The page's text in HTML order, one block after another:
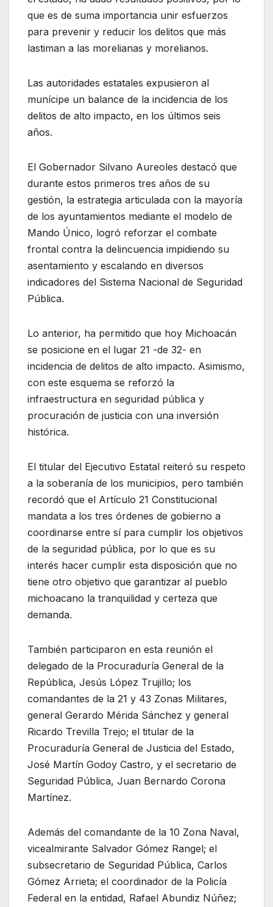
que es de suma importancia unir esfuerzos
para prevenir y reducir los delitos que más
lastiman a las morelianas y morelianos.
Las autoridades estatales expusieron al
munícipe un balance de la incidencia de los
delitos de alto impacto, en los últimos seis
años.
El Gobernador Silvano Aureoles destacó que
durante estos primeros tres años de su
gestión, la estrategia articulada con la mayoría
de los ayuntamientos mediante el modelo de
Mando Único, logró reforzar el combate
frontal contra la delincuencia impidiendo su
asentamiento y escalando en diversos
indicadores del Sistema Nacional de Seguridad
Pública.
Lo anterior, ha permitido que hoy Michoacán
se posicione en el lugar 21 -de 32- en
incidencia de delitos de alto impacto. Asimismo,
con este esquema se reforzó la
infraestructura en seguridad pública y
procuración de justicia con una inversión
histórica.
El titular del Ejecutivo Estatal reiteró su respeto
a la soberanía de los municipios, pero también
recordó que el Artículo 21 Constitucional
mandata a los tres órdenes de gobierno a
coordinarse entre sí para cumplir los objetivos
de la seguridad pública, por lo que es su
interés hacer cumplir esta disposición que no
tiene otro objetivo que garantizar al pueblo
michoacano la tranquilidad y certeza que
demanda.
También participaron en esta reunión el
delegado de la Procuraduría General de la
República, Jesús López Trujillo; los
comandantes de la 21 y 43 Zonas Militares,
general Gerardo Mérida Sánchez y general
Ricardo Trevilla Trejo; el titular de la
Procuraduría General de Justicia del Estado,
José Martín Godoy Castro, y el secretario de
Seguridad Pública, Juan Bernardo Corona
Martínez.
Además del comandante de la 10 Zona Naval,
vicealmirante Salvador Gómez Rangel; el
subsecretario de Seguridad Pública, Carlos
Gómez Arrieta; el coordinador de la Policía
Federal en la entidad, Rafael Abundiz Núñez;